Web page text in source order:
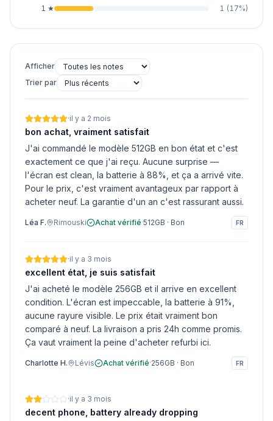
1 ★ 1 ( 17%)
Afficher
Trier par
·il y a 2 mois
bon achat, vraiment satisfait
J'ai commandé le modèle 512GB en bon état et c'est
exactement ce que j'ai reçu. Aucune surprise —
l'écran est clean, la batterie à 88%, et ça a arrivé vite.
Pour le prix, c'est vraiment avantageux par rapport à
acheter neuf. La garantie d'un an c'est rassurant aussi.
Léa F. Rimouski Achat vérifié·512GB · Bon FR
·il y a 3 mois
excellent état, je suis satisfait
J'ai acheté le modèle 256GB et il arrive en excellent
condition. L'écran est impeccable, la batterie à 91%,
aucune rayure visible. Le prix était vraiment bon
comparé à neuf. La livraison a pris 24h comme promis.
Ça vaut vraiment la peine d'acheter refurbi ici.
Charlotte H. Lévis Achat vérifié·256GB · Bon FR
·il y a 3 mois
decent phone, battery already dropping